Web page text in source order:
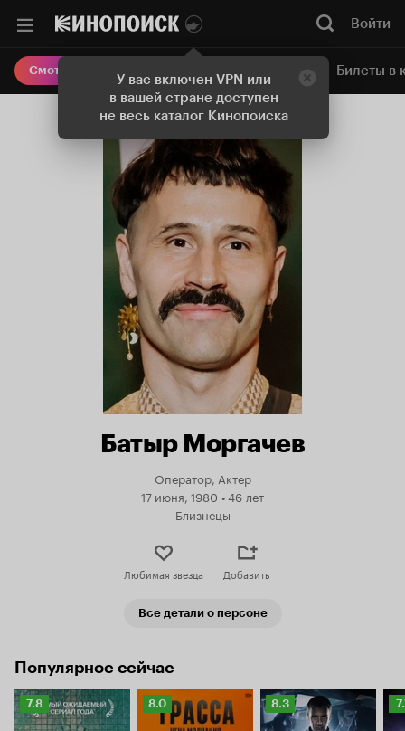
У вас включен VPN или
в вашей стране доступен
не весь каталог Кинопоиска
Войти
Смотреть кино Онлайн-кинотеатр Билеты в
Батыр Моргачев
Оператор, Актер
17 июня, 1980 •46 лет
Близнецы
Любимая звезда Добавить
Все детали о персоне
Популярное сейчас
Рейтинг
Кинопоиска
7.8
Рейтинг
Кинопоиска
8.0
Рейтинг
Кинопоиска
8.3